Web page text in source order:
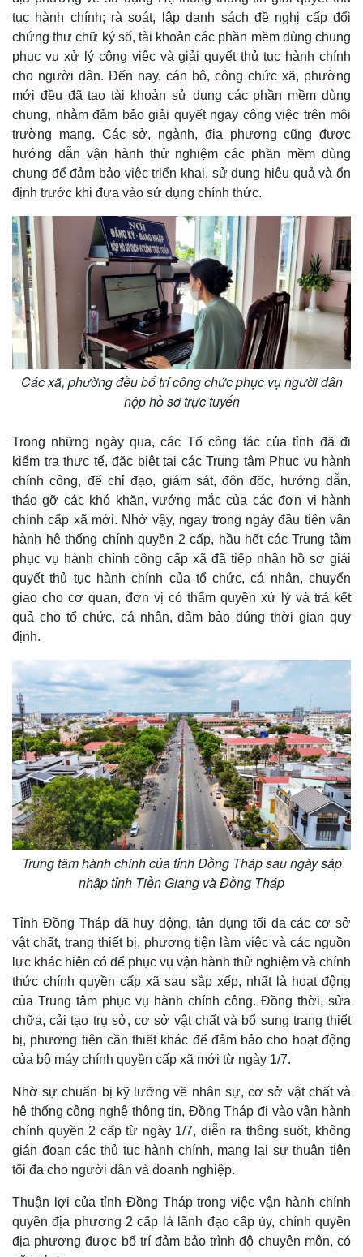
Pháp luật
Vụ án
Tin nóng
Tư vấn luật
Quân sự - Quốc phòng
Vũ khí
Việt Nam
Phân tích
tục hành chính; rà soát, lập danh sách đề nghị cấp đổi
chứng thư chữ ký số, tài khoản các phần mềm dùng chung
phục vụ xử lý công việc và giải quyết thủ tục hành chính
cho người dân. Đến nay, cán bộ, công chức xã, phường
mới đều đã tạo tài khoản sử dụng các phần mềm dùng
chung, nhằm đảm bảo giải quyết ngay công việc trên môi
trường mạng. Các sở, ngành, địa phương cũng được
hướng dẫn vận hành thử nghiệm các phần mềm dùng
chung để đảm bảo việc triển khai, sử dụng hiệu quả và ổn
định trước khi đưa vào sử dụng chính thức.
Các xã, phường đều bố trí công chức phục vụ người dân
nộp hồ sơ trực tuyến
Trong những ngày qua, các Tổ công tác của tỉnh đã đi
kiểm tra thực tế, đặc biệt tại các Trung tâm Phục vụ hành
chính công, để chỉ đạo, giám sát, đôn đốc, hướng dẫn,
tháo gỡ các khó khăn, vướng mắc của các đơn vị hành
chính cấp xã mới. Nhờ vậy, ngay trong ngày đầu tiên vận
hành hệ thống chính quyền 2 cấp, hầu hết các Trung tâm
phục vụ hành chính công cấp xã đã tiếp nhận hồ sơ giải
quyết thủ tục hành chính của tổ chức, cá nhân, chuyển
giao cho cơ quan, đơn vị có thẩm quyền xử lý và trả kết
quả cho tổ chức, cá nhân, đảm bảo đúng thời gian quy
định.
Trung tâm hành chính của tỉnh Đồng Tháp sau ngày sáp
nhập tỉnh Tiền Giang và Đồng Tháp
Tỉnh Đồng Tháp đã huy động, tận dụng tối đa các cơ sở
vật chất, trang thiết bị, phương tiện làm việc và các nguồn
lực khác hiện có để phục vụ vận hành thử nghiệm và chính
thức chính quyền cấp xã sau sắp xếp, nhất là hoạt động
của Trung tâm phục vụ hành chính công. Đồng thời, sửa
chữa, cải tạo trụ sở, cơ sở vật chất và bổ sung trang thiết
bị, phương tiện cần thiết khác để đảm bảo cho hoạt động
của bộ máy chính quyền cấp xã mới từ ngày 1/7.
Nhờ sự chuẩn bị kỹ lưỡng về nhân sự, cơ sở vật chất và
hệ thống công nghệ thông tin, Đồng Tháp đi vào vận hành
chính quyền 2 cấp từ ngày 1/7, diễn ra thông suốt, không
gián đoạn các thủ tục hành chính, mang lại sự thuận tiện
tối đa cho người dân và doanh nghiệp.
Thuận lợi của tỉnh Đồng Tháp trong việc vận hành chính
quyền địa phương 2 cấp là lãnh đạo cấp ủy, chính quyền
địa phương được bố trí đảm bảo trình độ chuyên môn, có